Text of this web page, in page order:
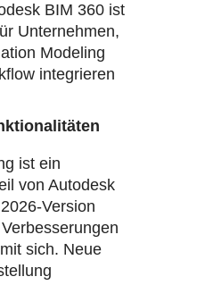
BIM 360 ist
Unternehmen,
Modeling
integrieren
ist ein
von Autodesk
Version
sich. Neue